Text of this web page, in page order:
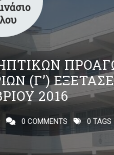
(Γ’)
2016
0 COMMENTS 0 TAGS